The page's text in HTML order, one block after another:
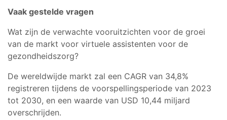
Vaak gestelde vragen
Wat zijn de verwachte vooruitzichten voor de groei
van de markt voor virtuele assistenten voor de
gezondheidszorg?
De wereldwijde markt zal een CAGR van 34,8%
registreren tijdens de voorspellingsperiode van 2023
tot 2030, en een waarde van USD 10,44 miljard
overschrijden.